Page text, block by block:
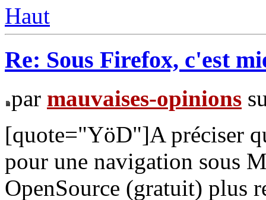
Haut
Re: Sous Firefox, c'est
par mauvaises-opinions
[quote="YöD"]A préciser
pour une navigation sous
OpenSource (gratuit) plus